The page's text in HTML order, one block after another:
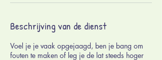
Beschrijving van de dienst
Voel je je vaak opgejaagd, ben je bang om
fouten te maken of leg je de lat steeds hoger